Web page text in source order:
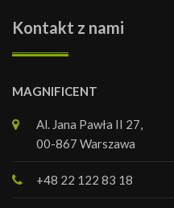
Kontakt z nami
MAGNIFICENT
Al. Jana Pawła II 27,
00-867 Warszawa
+48 22 122 83 18